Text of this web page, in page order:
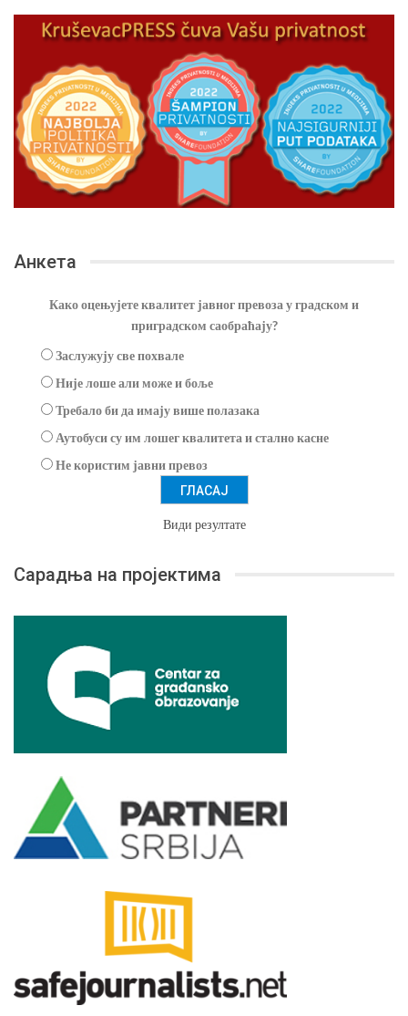
Анкета
Како оцењујете квалитет јавног превоза у градском и
приградском саобраћају?
Заслужују све похвале
Није лоше али може и боље
Требало би да имају више полазака
Аутобуси су им лошег квалитета и стално касне
Не користим јавни превоз
Види резултате
Сарадња на пројектима